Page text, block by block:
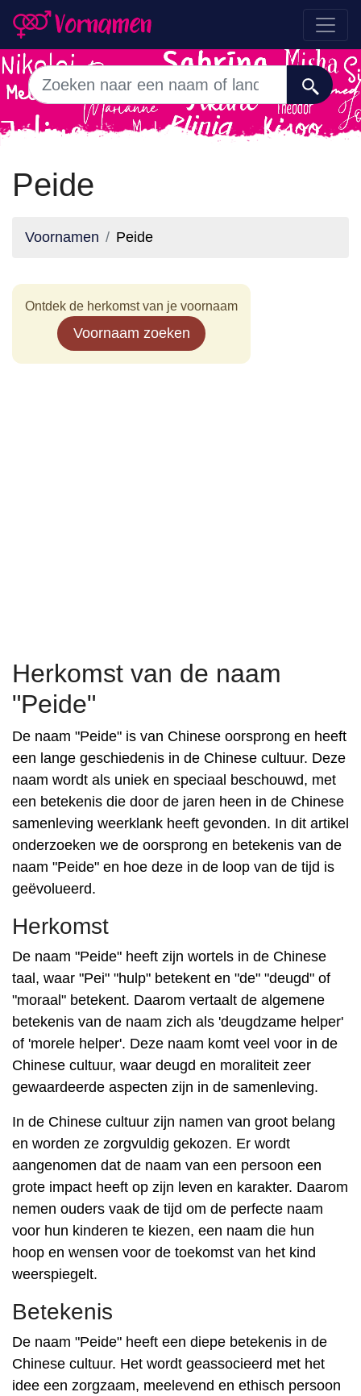
Peide
Voornamen Peide
Ontdek de herkomst van je voornaam
Voornaam zoeken
Herkomst van de naam
"Peide"
De naam "Peide" is van Chinese oorsprong en heeft
een lange geschiedenis in de Chinese cultuur. Deze
naam wordt als uniek en speciaal beschouwd, met
een betekenis die door de jaren heen in de Chinese
samenleving weerklank heeft gevonden. In dit artikel
onderzoeken we de oorsprong en betekenis van de
naam "Peide" en hoe deze in de loop van de tijd is
geëvolueerd.
Herkomst
De naam "Peide" heeft zijn wortels in de Chinese
taal, waar "Pei" "hulp" betekent en "de" "deugd" of
"moraal" betekent. Daarom vertaalt de algemene
betekenis van de naam zich als 'deugdzame helper'
of 'morele helper'. Deze naam komt veel voor in de
Chinese cultuur, waar deugd en moraliteit zeer
gewaardeerde aspecten zijn in de samenleving.
In de Chinese cultuur zijn namen van groot belang
en worden ze zorgvuldig gekozen. Er wordt
aangenomen dat de naam van een persoon een
grote impact heeft op zijn leven en karakter. Daarom
nemen ouders vaak de tijd om de perfecte naam
voor hun kinderen te kiezen, een naam die hun
hoop en wensen voor de toekomst van het kind
weerspiegelt.
Betekenis
De naam "Peide" heeft een diepe betekenis in de
Chinese cultuur. Het wordt geassocieerd met het
idee een zorgzaam, meelevend en ethisch persoon